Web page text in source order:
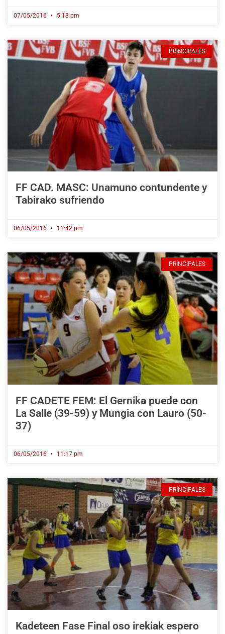
07/05/2016 5:18 pm
PRINCIPALES
FF CAD. MASC: Unamuno contundente y
Tabirako sufriendo
06/05/2016 11:42 pm
PRINCIPALES
FF CADETE FEM: El Gernika puede con
La Salle (39-59) y Mungia con Lauro (50-
37)
06/05/2016 11:17 pm
PRINCIPALES
Kadeteen Fase Final oso irekiak espero